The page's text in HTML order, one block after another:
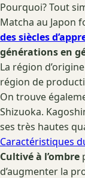
Pourquoi? Tout
Matcha au Japon
des siècles
générations en
La région
région de
On trouve
Shizuoka.
ses très hautes
Caractéristiques
Cultivé à l’ombre
d’augmenter la